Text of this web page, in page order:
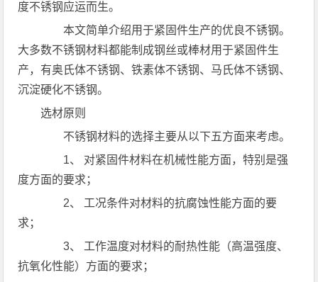
度不锈钢应运而生。
本文简单介绍用于紧固件生产的优良不锈钢。
大多数不锈钢材料都能制成钢丝或棒材用于紧固件生
产，有奥氏体不锈钢、铁素体不锈钢、马氏体不锈钢、
沉淀硬化不锈钢。
选材原则
不锈钢材料的选择主要从以下五方面来考虑。
1、 对紧固件材料在机械性能方面，特别是强
度方面的要求；
2、 工况条件对材料的抗腐蚀性能方面的要
求；
3、 工作温度对材料的耐热性能（高温强度、
抗氧化性能）方面的要求；